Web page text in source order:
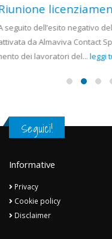
27
Ago
Ugliarolo:
separata dal
In una intervista su
generale Uilcom Uil
Seguici!
Informative
Privacy
Cookie policy